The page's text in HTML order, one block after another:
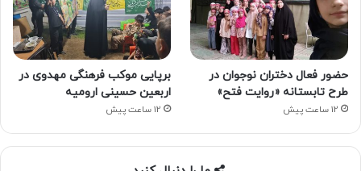
حضور فعال دختران نوجوان در
طرح تابستانه «روایت فتح»
12 ساعت پیش
برپایی موکب فرهنگی مهدوی در
اربعین حسینی ارومیه
12 ساعت پیش